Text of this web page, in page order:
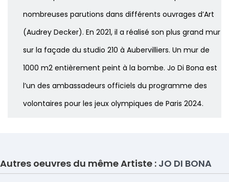
nombreuses parutions dans différents ouvrages d’Art
(Audrey Decker). En 2021, il a réalisé son plus grand mur
sur la façade du studio 210 à Aubervilliers. Un mur de
1000 m2 entièrement peint à la bombe. Jo Di Bona est
l’un des ambassadeurs officiels du programme des
volontaires pour les jeux olympiques de Paris 2024.
Autres oeuvres du même Artiste : JO DI BONA